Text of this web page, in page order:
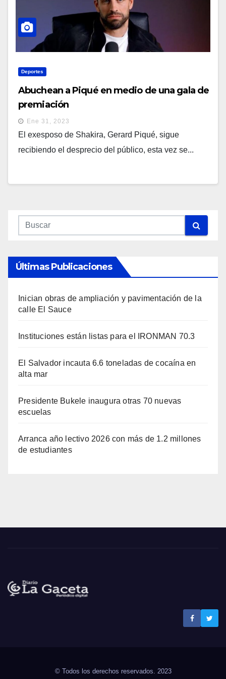
Deportes
Abuchean a Piqué en medio de una gala de
premiación
Ene 31, 2023
El exesposo de Shakira, Gerard Piqué, sigue
recibiendo el desprecio del público, esta vez se...
Últimas Publicaciones
Inician obras de ampliación y pavimentación de la
calle El Sauce
Instituciones están listas para el IRONMAN 70.3
El Salvador incauta 6.6 toneladas de cocaína en
alta mar
Presidente Bukele inaugura otras 70 nuevas
escuelas
Arranca año lectivo 2026 con más de 1.2 millones
de estudiantes
© Todos los derechos reservados. 2023